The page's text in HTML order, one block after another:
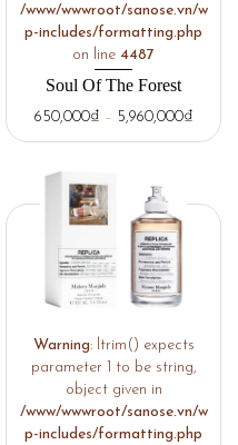
/www/wwwroot/sanose.vn/w
p-includes/formatting.php
on line 4487
Soul Of The Forest
650,000₫ – 5,960,000₫
Warning: ltrim() expects
parameter 1 to be string,
object given in
/www/wwwroot/sanose.vn/w
p-includes/formatting.php